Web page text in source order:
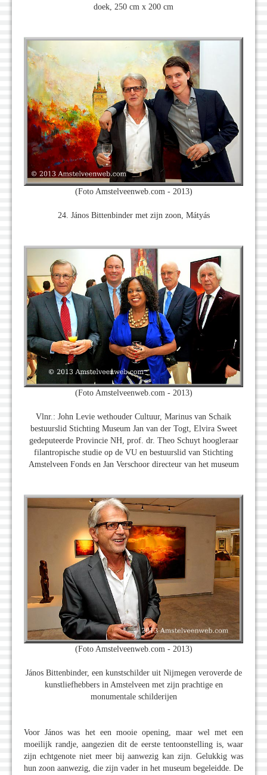
doek, 250 cm x 200 cm
(Foto Amstelveenweb.com - 2013)
24. János Bittenbinder met zijn zoon, Mátyás
(Foto Amstelveenweb.com - 2013)
Vlnr.: John Levie wethouder Cultuur, Marinus van Schaik
bestuurslid Stichting Museum Jan van der Togt, Elvira Sweet
gedeputeerde Provincie NH, prof. dr. Theo Schuyt hoogleraar
filantropische studie op de VU en bestuurslid van Stichting
Amstelveen Fonds en Jan Verschoor directeur van het museum
(Foto Amstelveenweb.com - 2013)
János Bittenbinder, een kunstschilder uit Nijmegen veroverde de
kunstliefhebbers in Amstelveen met zijn prachtige en
monumentale schilderijen
Voor János was het een mooie opening, maar wel met een
moeilijk randje, aangezien dit de eerste tentoonstelling is, waar
zijn echtgenote niet meer bij aanwezig kan zijn. Gelukkig was
hun zoon aanwezig, die zijn vader in het museum begeleidde. De